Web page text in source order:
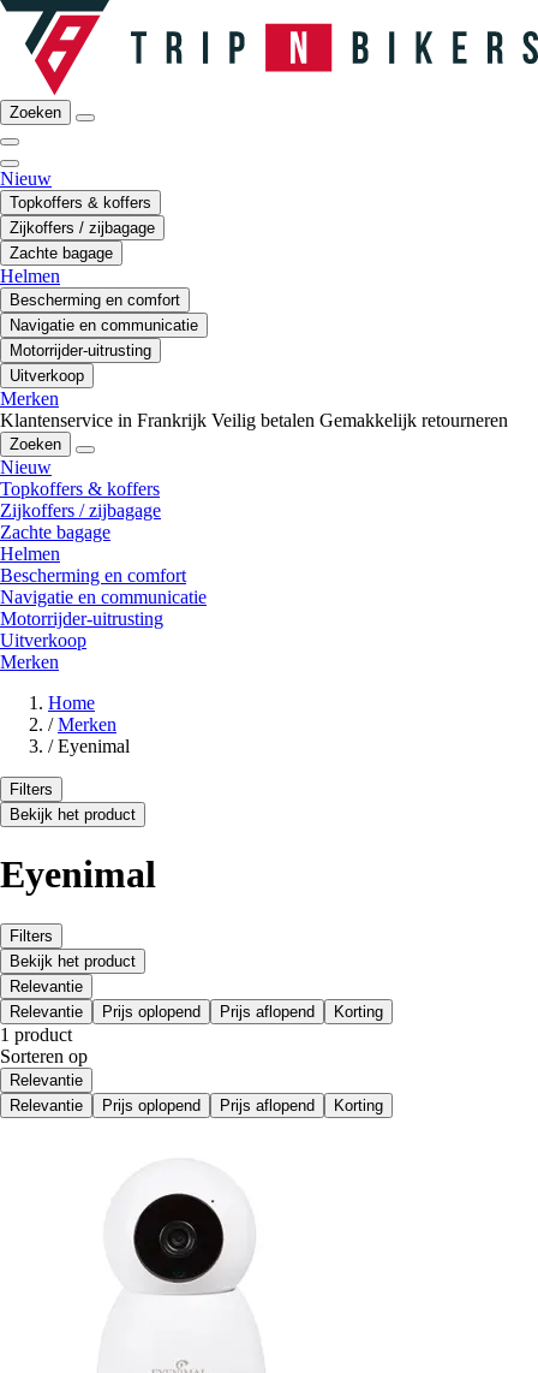
Zoeken
Nieuw
Topkoffers & koffers
Zijkoffers / zijbagage
Zachte bagage
Helmen
Bescherming en comfort
Navigatie en communicatie
Motorrijder-uitrusting
Uitverkoop
Merken
Klantenservice in Frankrijk Veilig betalen Gemakkelijk retourneren
Zoeken
Nieuw
Topkoffers & koffers
Zijkoffers / zijbagage
Zachte bagage
Helmen
Bescherming en comfort
Navigatie en communicatie
Motorrijder-uitrusting
Uitverkoop
Merken
Home
/ Merken
/ Eyenimal
Filters
Bekijk het product
Eyenimal
Filters
Bekijk het product
Relevantie
Relevantie
Prijs oplopend Prijs aflopend Korting
1 product
Sorteren op
Relevantie
Relevantie
Prijs oplopend Prijs aflopend Korting